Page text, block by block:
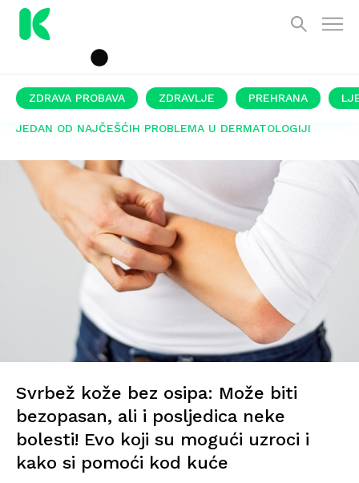
ZDRAVA PROBAVA ZDRAVLJE PREHRANA
JEDAN OD NAJČEŠĆIH PROBLEMA U DERMATOLOGIJI
Svrbež kože bez osipa: Može biti
bezopasan, ali i posljedica neke
bolesti! Evo koji su mogući uzroci i
kako si pomoći kod kuće